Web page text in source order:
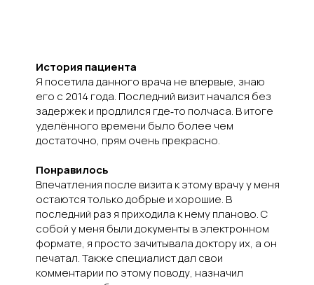
История пациента
Я посетила данного врача не впервые, знаю
его с 2014 года. Последний визит начался без
задержек и продлился где‑то полчаса. В итоге
уделённого времени было более чем
достаточно, прям очень прекрасно.
Понравилось
Впечатления после визита к этому врачу у меня
остаются только добрые и хорошие. В
последний раз я приходила к нему планово. С
собой у меня были документы в электронном
формате, я просто зачитывала доктору их, а он
печатал. Также специалист дал свои
комментарии по этому поводу, назначил